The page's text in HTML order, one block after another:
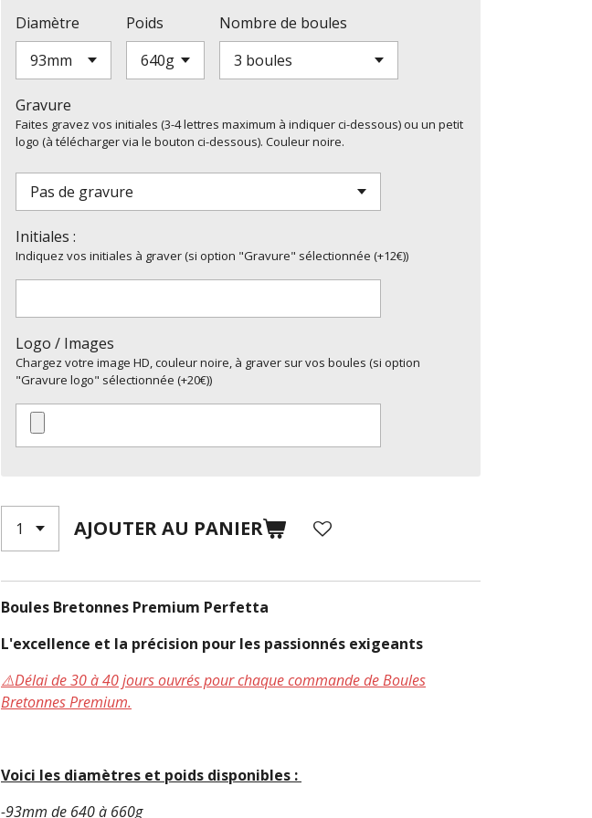
Diamètre Poids Nombre de boules
Gravure
Faites gravez vos initiales (3-4 lettres maximum à indiquer ci-dessous) ou un petit
logo (à télécharger via le bouton ci-dessous). Couleur noire.
Initiales :
Indiquez vos initiales à graver (si option "Gravure" sélectionnée (+12€))
Logo / Images
Chargez votre image HD, couleur noire, à graver sur vos boules (si option
"Gravure logo" sélectionnée (+20€))
AJOUTER AU PANIER
Boules Bretonnes Premium Perfetta
L'excellence et la précision pour les passionnés exigeants
⚠️Délai de 30 à 40 jours ouvrés pour chaque commande de Boules
Bretonnes Premium.
Voici les diamètres et poids disponibles :
-93mm de 640 à 660g